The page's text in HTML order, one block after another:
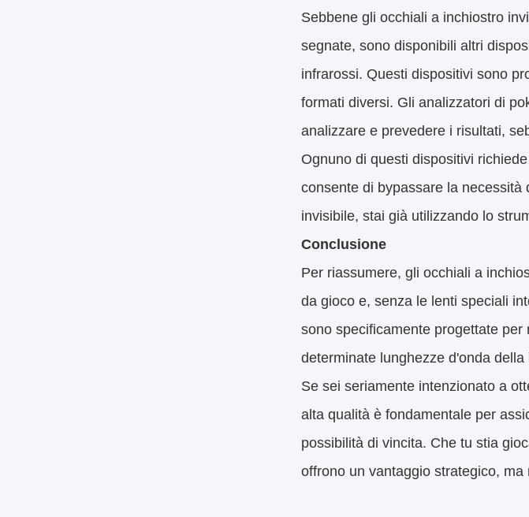
Sebbene gli occhiali a inchiostro
segnate, sono disponibili altri
infrarossi. Questi dispositivi sono
formati diversi. Gli analizzatori di
analizzare e prevedere i risultati,
Ognuno di questi dispositivi
consente di bypassare la
invisibile, stai già utilizzando lo
Conclusione
Per riassumere, gli occhiali a
da gioco e, senza le lenti speciali
sono specificamente progettate
determinate lunghezze d'onda
Se sei seriamente intenzionato a
alta qualità è fondamentale per
possibilità di vincita. Che tu stia
offrono un vantaggio strategico,